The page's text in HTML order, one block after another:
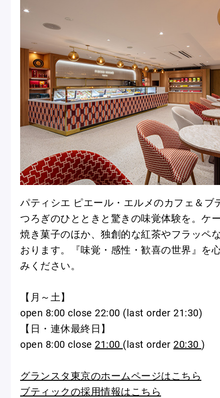
＜麻布台ヒルズ＞
催事出店のお知らせ
一部商品の
ピエール・エルメ・パリ
Notre Maison
ピエール・エルメについて ブラン
店舗一覧
Nos adresses
ガイド
パティシエ ピエール・エルメのカフェ＆ブ
つろぎのひとときと驚きの味覚体験を。ケ
焼き菓子のほか、独創的な紅茶やフラッペ
おります。『味覚・感性・歓喜の世界』を
みください。
【月～土】
open 8:00 close 22:00 (last order 21:30)
【日・連休最終日】
open 8:00 close 21:00 (last order 20:30 )
グランスタ東京のホームページはこちら
ブティックの採用情報はこちら